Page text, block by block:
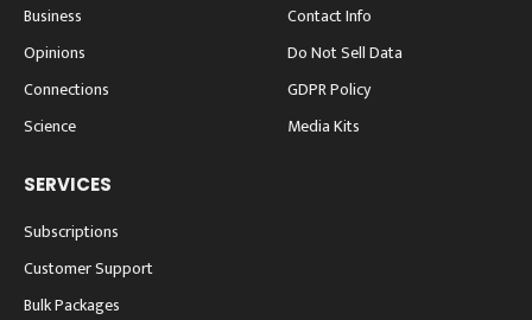
Business
Opinions
Connections
Science
Contact Info
Do Not Sell Data
GDPR Policy
Media Kits
SERVICES
Subscriptions
Customer Support
Bulk Packages